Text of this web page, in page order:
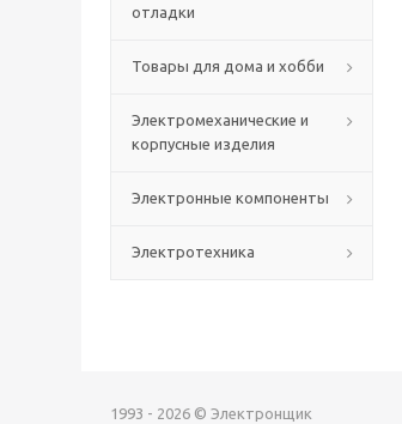
отладки
Товары для дома и хобби
Электромеханические и
корпусные изделия
Электронные компоненты
Электротехника
1993 - 2026 © Электронщик